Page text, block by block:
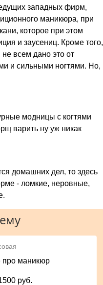
западных фирм,
маникюра, при
которое при этом
и заусениц. Кроме того,
всем дано это от
и сильными ногтями. Но,
модницы с когтями
варить ну уж никак
домашних дел, то здесь
- ломкие, неровные,
про маникюр
руб.